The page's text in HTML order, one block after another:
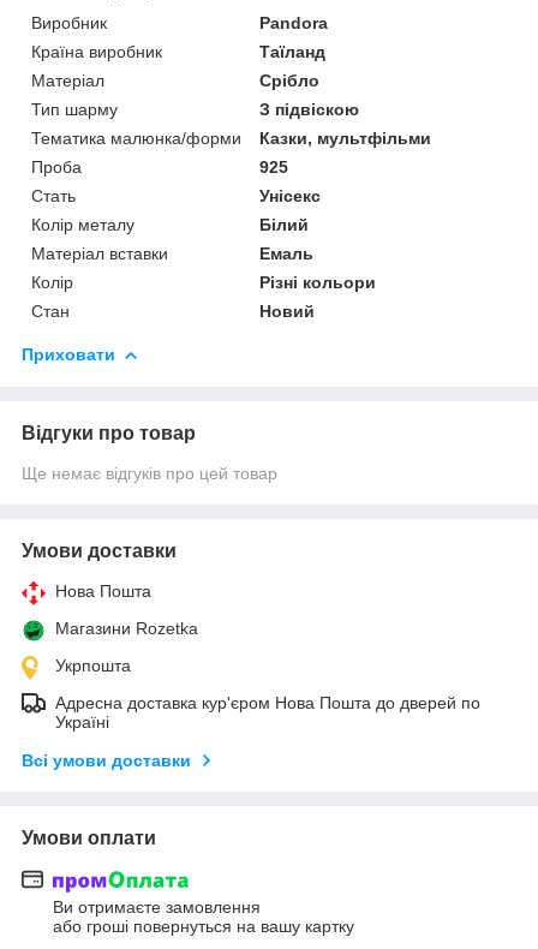
Виробник
Pandora
Країна виробник
Таїланд
Матеріал
Срібло
Тип шарму
З підвіскою
Тематика малюнка/форми
Казки, мультфільми
Проба
925
Стать
Унісекс
Колір металу
Білий
Матеріал вставки
Емаль
Колір
Різні кольори
Стан
Новий
Приховати
Відгуки про товар
Ще немає відгуків про цей товар
Умови доставки
Нова Пошта
Магазини Rozetka
Укрпошта
Адресна доставка кур'єром Нова Пошта до дверей по
Україні
Всі умови доставки
Умови оплати
Ви отримаєте замовлення
або гроші повернуться на вашу картку